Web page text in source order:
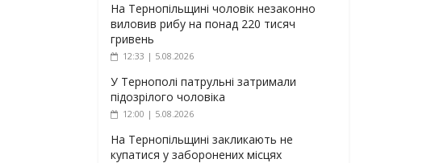
На Тернопільщині чоловік незаконно
виловив рибу на понад 220 тисяч
гривень
12:33 | 5.08.2026
У Тернополі патрульні затримали
підозрілого чоловіка
12:00 | 5.08.2026
На Тернопільщині закликають не
купатися у заборонених місцях